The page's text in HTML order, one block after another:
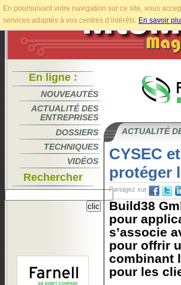
En poursuivant votre navigation sur ce site, vous
services adaptés à vos centres d’intérêts. En savoir
En ligne :
NOUVEAUTÉS
ACTUALITÉ DES
ENTREPRISES
DOSSIERS
TECHNIQUES
VIDÉOS
Rechercher
ACTUALITÉ
CYSEC
protéger
Partagez sur
Build38
pour
s’associe
pour offrir
combinant
pour les